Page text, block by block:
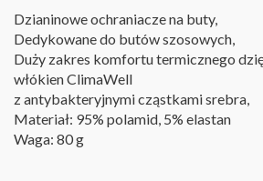
Dzianinowe ochraniacze na buty,
Dedykowane do butów szosowych,
Duży zakres komfortu termicznego
włókien ClimaWell
z antybakteryjnymi cząstkami srebra,
Materiał: 95% polamid, 5% elastan
Waga: 80 g